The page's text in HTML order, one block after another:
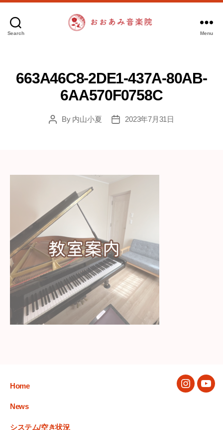
Search
み
音
楽
Menu
663A46C8-2DE1-437A-80AB-
6AA570F0758C
PostBy 内山小夏
Post2023年7月31日
Home
News
システム/空き状況
Instagram